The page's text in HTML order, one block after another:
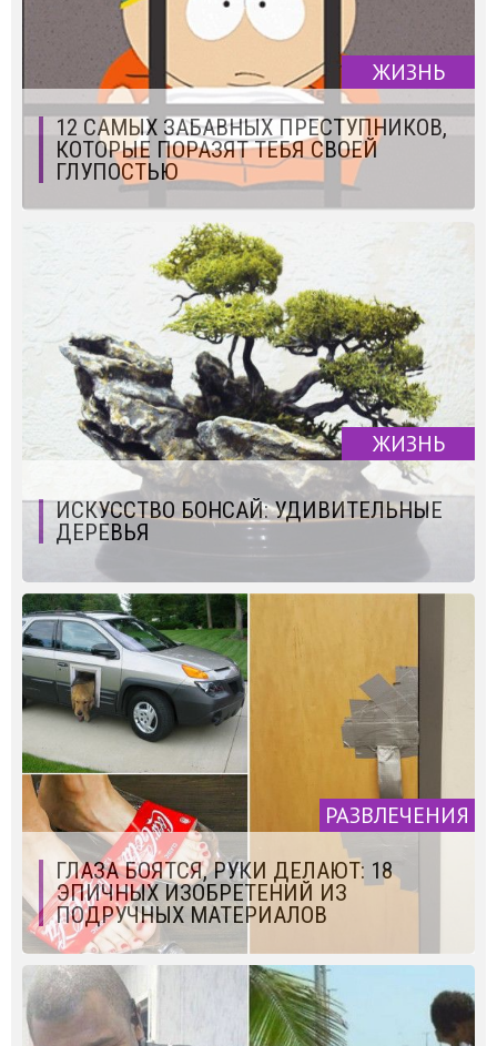
ЖИЗНЬ
12 САМЫХ ЗАБАВНЫХ ПРЕСТУПНИКОВ,
КОТОРЫЕ ПОРАЗЯТ ТЕБЯ СВОЕЙ
ГЛУПОСТЬЮ
ЖИЗНЬ
ИСКУССТВО БОНСАЙ: УДИВИТЕЛЬНЫЕ
ДЕРЕВЬЯ
РАЗВЛЕЧЕНИЯ
ГЛАЗА БОЯТСЯ, РУКИ ДЕЛАЮТ: 18
ЭПИЧНЫХ ИЗОБРЕТЕНИЙ ИЗ
ПОДРУЧНЫХ МАТЕРИАЛОВ